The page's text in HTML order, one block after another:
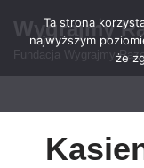
Przejdź
Wygrajmy
Fundacja Wygrajmy
Ta strona
najwyższym
że